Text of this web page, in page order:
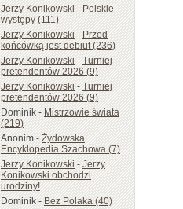
Jerzy Konikowski-Polskie
występy (111)
Jerzy Konikowski-Przed
końcówką jest debiut (236)
Jerzy Konikowski-Turniej
pretendentów 2026 (9)
Jerzy Konikowski-Turniej
pretendentów 2026 (9)
Dominik-Mistrzowie świata
(219)
Anonim-Żydowska
Encyklopedia Szachowa (7)
Jerzy Konikowski-Jerzy
Konikowski obchodzi
urodziny!
Dominik-Bez Polaka (40)